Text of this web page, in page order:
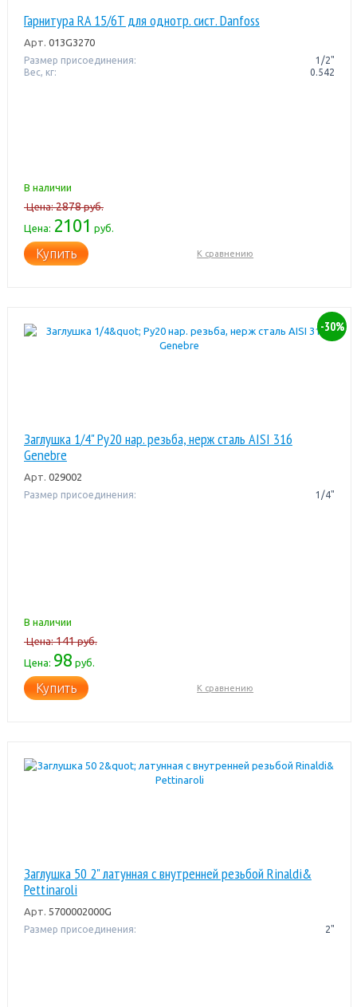
Гарнитура RA 15/6T для однотр. сист. Danfoss
Арт. 013G3270
Размер присоединения:
1/2"
Вес, кг:
0.542
В наличии
Цена:2878руб.
Цена: 2101 руб.
Купить К сравнению
-30%
Заглушка 1/4" Pу20 нар. резьба, нерж сталь AISI 316
Genebre
Арт. 029002
Размер присоединения: 1/4"
В наличии
Цена:141руб.
Цена: 98 руб.
Купить К сравнению
Заглушка 50 2" латунная с внутренней резьбой Rinaldi&
Pettinaroli
Арт. 5700002000G
Размер присоединения: 2"